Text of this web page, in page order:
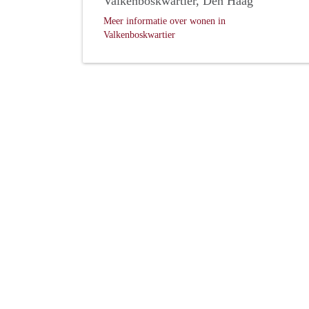
Meer informatie over wonen in
Valkenboskwartier